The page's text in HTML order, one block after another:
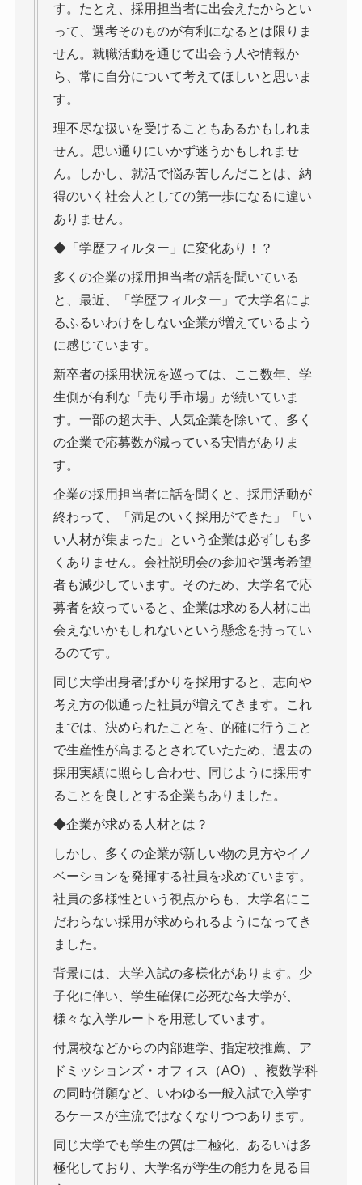
す。たとえ、採用担当者に出会えたからとい
って、選考そのものが有利になるとは限りま
せん。就職活動を通じて出会う人や情報か
ら、常に自分について考えてほしいと思いま
す。
理不尽な扱いを受けることもあるかもしれま
せん。思い通りにいかず迷うかもしれませ
ん。しかし、就活で悩み苦しんだことは、納
得のいく社会人としての第一歩になるに違い
ありません。
◆「学歴フィルター」に変化あり！？
多くの企業の採用担当者の話を聞いている
と、最近、「学歴フィルター」で大学名によ
るふるいわけをしない企業が増えているよう
に感じています。
新卒者の採用状況を巡っては、ここ数年、学
生側が有利な「売り手市場」が続いていま
す。一部の超大手、人気企業を除いて、多く
の企業で応募数が減っている実情がありま
す。
企業の採用担当者に話を聞くと、採用活動が
終わって、「満足のいく採用ができた」「い
い人材が集まった」という企業は必ずしも多
くありません。会社説明会の参加や選考希望
者も減少しています。そのため、大学名で応
募者を絞っていると、企業は求める人材に出
会えないかもしれないという懸念を持ってい
るのです。
同じ大学出身者ばかりを採用すると、志向や
考え方の似通った社員が増えてきます。これ
までは、決められたことを、的確に行うこと
で生産性が高まるとされていたため、過去の
採用実績に照らし合わせ、同じように採用す
ることを良しとする企業もありました。
◆企業が求める人材とは？
しかし、多くの企業が新しい物の見方やイノ
ベーションを発揮する社員を求めています。
社員の多様性という視点からも、大学名にこ
だわらない採用が求められるようになってき
ました。
背景には、大学入試の多様化があります。少
子化に伴い、学生確保に必死な各大学が、
様々な入学ルートを用意しています。
付属校などからの内部進学、指定校推薦、ア
ドミッションズ・オフィス（AO）、複数学科
の同時併願など、いわゆる一般入試で入学す
るケースが主流ではなくなりつつあります。
同じ大学でも学生の質は二極化、あるいは多
極化しており、大学名が学生の能力を見る目